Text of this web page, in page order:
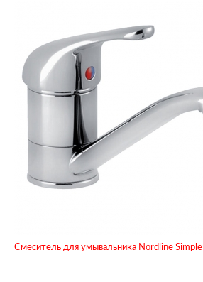
Смеситель для умывальника Nordline Simple